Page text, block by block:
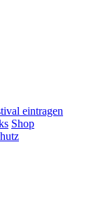
eintragen
Shop